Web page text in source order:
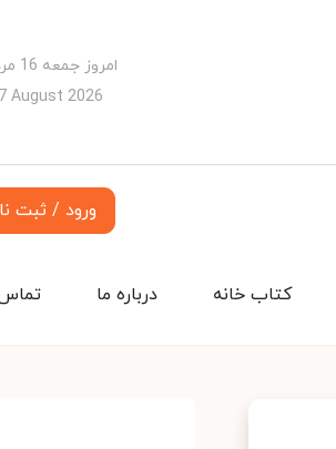
امروز جمعه 16 مرداد 1405
August 2026
ورود / ثبت
تماس درباره ما کتاب خانه